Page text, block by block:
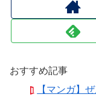
おすすめ記事
【マンガ】